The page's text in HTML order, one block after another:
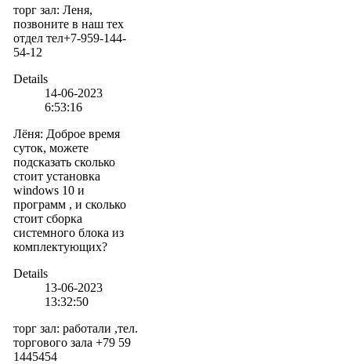
торг зал: Леня,
позвоните в наш тех
отдел тел+7-959-144-
54-12
Details
14-06-2023
6:53:16
Лёня: Доброе время
суток, можете
подсказать сколько
стоит установка
windows 10 и
программ , и сколько
стоит сборка
системного блока из
комплектующих?
Details
13-06-2023
13:32:50
торг зал: работали ,тел.
торгового зала +79 59
1445454